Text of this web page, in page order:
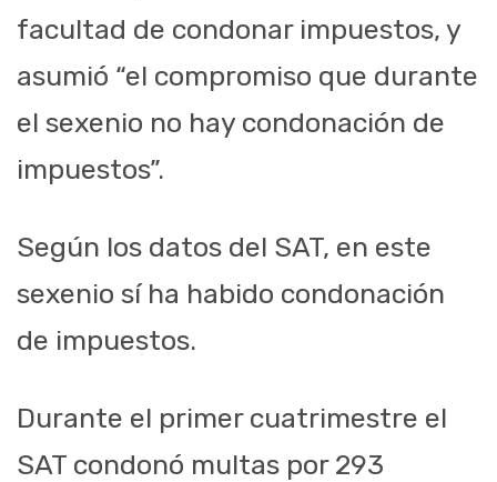
facultad de condonar impuestos, y
asumió “el compromiso que durante
el sexenio no hay condonación de
impuestos”.
Según los datos del SAT, en este
sexenio sí ha habido condonación
de impuestos.
Durante el primer cuatrimestre el
SAT condonó multas por 293